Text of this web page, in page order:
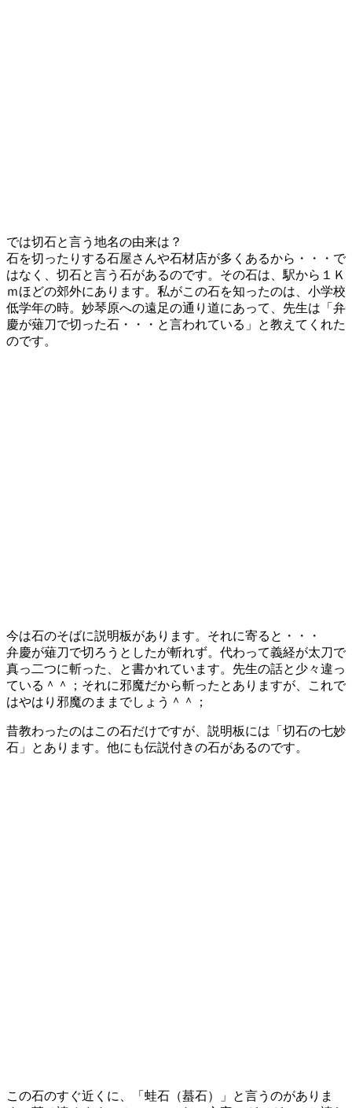
では切石と言う地名の由来は？
石を切ったりする石屋さんや石材店が多くあるから・・・で
はなく、切石と言う石があるのです。その石は、駅から１Ｋ
ｍほどの郊外にあります。私がこの石を知ったのは、小学校
低学年の時。妙琴原への遠足の通り道にあって、先生は「弁
慶が薙刀で切った石・・・と言われている」と教えてくれた
のです。
今は石のそばに説明板があります。それに寄ると・・・
弁慶が薙刀で切ろうとしたが斬れず。代わって義経が太刀で
真っ二つに斬った、と書かれています。先生の話と少々違っ
ている＾＾；それに邪魔だから斬ったとありますが、これで
はやはり邪魔のままでしょう＾＾；
昔教わったのはこの石だけですが、説明板には「切石の七妙
石」とあります。他にも伝説付きの石があるのです。
この石のすぐ近くに、「蛙石（蟇石）」と言うのがありま